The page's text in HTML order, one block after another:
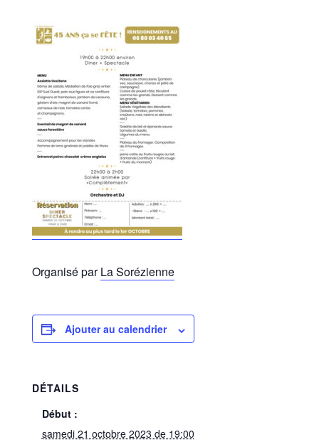
Organisé parLa Sorézienne
Ajouter au calendrier
DÉTAILS
Début :
samedi 21 octobre 2023 de 19:00